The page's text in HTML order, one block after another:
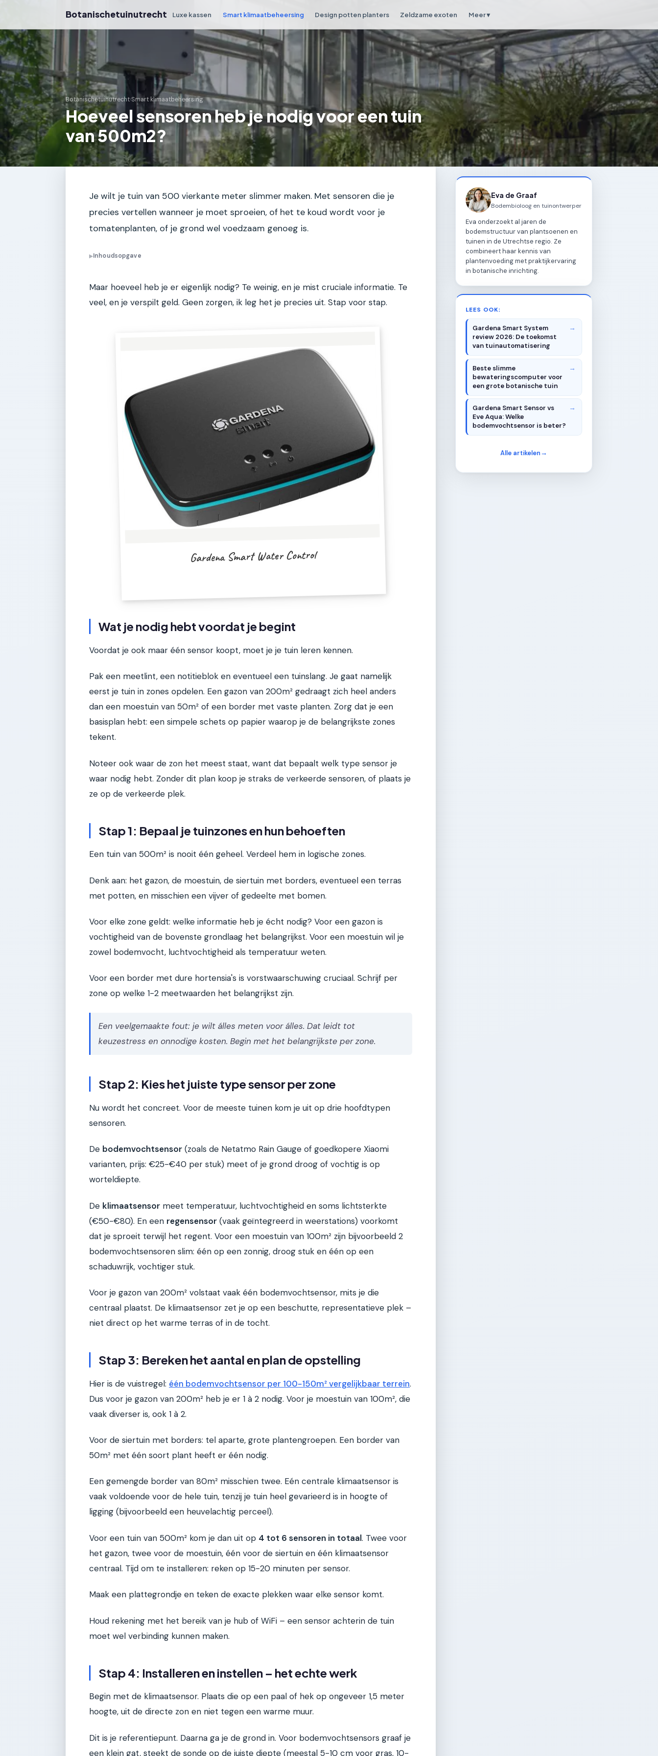
Botanischetuinutrecht Luxe kassen Smart klimaatbeheersing Design potten planters Zeldzame exoten Meer ▾
Botanischetuinutrecht›Smart klimaatbeheersing
Hoeveel sensoren heb je nodig voor een tuin
van 500m2?
Je wilt je tuin van 500 vierkante meter slimmer maken. Met sensoren die je
precies vertellen wanneer je moet sproeien, of het te koud wordt voor je
tomatenplanten, of je grond wel voedzaam genoeg is.
▶Inhoudsopgave
Maar hoeveel heb je er eigenlijk nodig? Te weinig, en je mist cruciale informatie. Te
veel, en je verspilt geld. Geen zorgen, ik leg het je precies uit. Stap voor stap.
Gardena Smart Water Control
Wat je nodig hebt voordat je begint
Voordat je ook maar één sensor koopt, moet je je tuin leren kennen.
Pak een meetlint, een notitieblok en eventueel een tuinslang. Je gaat namelijk
eerst je tuin in zones opdelen. Een gazon van 200m² gedraagt zich heel anders
dan een moestuin van 50m² of een border met vaste planten. Zorg dat je een
basisplan hebt: een simpele schets op papier waarop je de belangrijkste zones
tekent.
Noteer ook waar de zon het meest staat, want dat bepaalt welk type sensor je
waar nodig hebt. Zonder dit plan koop je straks de verkeerde sensoren, of plaats je
ze op de verkeerde plek.
Stap 1: Bepaal je tuinzones en hun behoeften
Een tuin van 500m² is nooit één geheel. Verdeel hem in logische zones.
Denk aan: het gazon, de moestuin, de siertuin met borders, eventueel een terras
met potten, en misschien een vijver of gedeelte met bomen.
Voor elke zone geldt: welke informatie heb je écht nodig? Voor een gazon is
vochtigheid van de bovenste grondlaag het belangrijkst. Voor een moestuin wil je
zowel bodemvocht, luchtvochtigheid als temperatuur weten.
Voor een border met dure hortensia's is vorstwaarschuwing cruciaal. Schrijf per
zone op welke 1-2 meetwaarden het belangrijkst zijn.
Een veelgemaakte fout: je wilt álles meten voor álles. Dat leidt tot
keuzestress en onnodige kosten. Begin met het belangrijkste per zone.
Stap 2: Kies het juiste type sensor per zone
Nu wordt het concreet. Voor de meeste tuinen kom je uit op drie hoofdtypen
sensoren.
De bodemvochtsensor (zoals de Netatmo Rain Gauge of goedkopere Xiaomi
varianten, prijs: €25-€40 per stuk) meet of je grond droog of vochtig is op
worteldiepte.
De klimaatsensor meet temperatuur, luchtvochtigheid en soms lichtsterkte
(€50-€80). En een regensensor (vaak geïntegreerd in weerstations) voorkomt
dat je sproeit terwijl het regent. Voor een moestuin van 100m² zijn bijvoorbeeld 2
bodemvochtsensoren slim: één op een zonnig, droog stuk en één op een
schaduwrijk, vochtiger stuk.
Voor je gazon van 200m² volstaat vaak één bodemvochtsensor, mits je die
centraal plaatst. De klimaatsensor zet je op een beschutte, representatieve plek –
niet direct op het warme terras of in de tocht.
Stap 3: Bereken het aantal en plan de opstelling
Hier is de vuistregel: één bodemvochtsensor per 100-150m² vergelijkbaar terrein.
Dus voor je gazon van 200m² heb je er 1 à 2 nodig. Voor je moestuin van 100m², die
vaak diverser is, ook 1 à 2.
Voor de siertuin met borders: tel aparte, grote plantengroepen. Een border van
50m² met één soort plant heeft er één nodig.
Een gemengde border van 80m² misschien twee. Eén centrale klimaatsensor is
vaak voldoende voor de hele tuin, tenzij je tuin heel gevarieerd is in hoogte of
ligging (bijvoorbeeld een heuvelachtig perceel).
Voor een tuin van 500m² kom je dan uit op 4 tot 6 sensoren in totaal. Twee voor
het gazon, twee voor de moestuin, één voor de siertuin en één klimaatsensor
centraal. Tijd om te installeren: reken op 15-20 minuten per sensor.
Maak een plattegrondje en teken de exacte plekken waar elke sensor komt.
Houd rekening met het bereik van je hub of WiFi – een sensor achterin de tuin
moet wel verbinding kunnen maken.
Stap 4: Installeren en instellen – het echte werk
Begin met de klimaatsensor. Plaats die op een paal of hek op ongeveer 1,5 meter
hoogte, uit de directe zon en niet tegen een warme muur.
Dit is je referentiepunt. Daarna ga je de grond in. Voor bodemvochtsensors graaf je
een klein gat, steekt de sonde op de juiste diepte (meestal 5-10 cm voor gras, 10-
Eva de Graaf
Bodembioloog en tuinontwerper
Eva onderzoekt al jaren de
bodemstructuur van plantsoenen en
tuinen in de Utrechtse regio. Ze
combineert haar kennis van
plantenvoeding met praktijkervaring
in botanische inrichting.
LEES OOK:
Gardena Smart System
review 2026: De toekomst
van tuinautomatisering
Beste slimme
bewateringscomputer voor
een grote botanische tuin
Gardena Smart Sensor vs
Eve Aqua: Welke
bodemvochtsensor is beter?
Alle artikelen